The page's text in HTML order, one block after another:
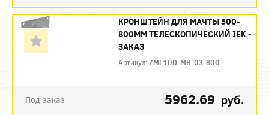
КРОНШТЕЙН ДЛЯ МАЧТЫ 500-
800ММ ТЕЛЕСКОПИЧЕСКИЙ IEK -
ЗАКАЗ
Артикул:ZML10D-MB-03-800
Под заказ 5962.69 руб.